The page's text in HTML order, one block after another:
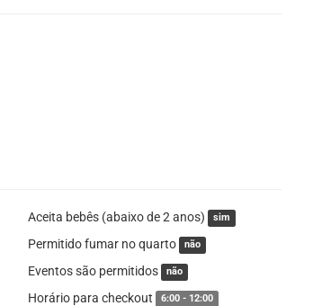
Aceita bebês (abaixo de 2 anos) sim
Permitido fumar no quarto não
Eventos são permitidos não
Horário para checkout 6:00 - 12:00